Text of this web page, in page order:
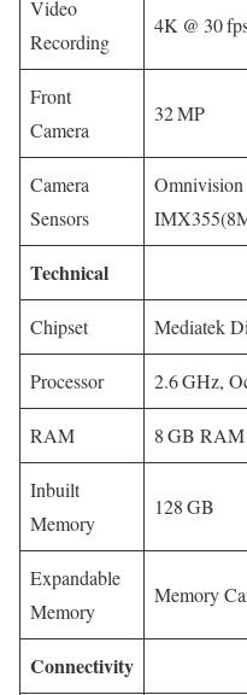
Video
Recording
4K @ 30
Front
Camera
32 MP
Camera
Sensors
Technical
Chipset Mediatek
Processor 2.6 GHz,
RAM 8 GB
Inbuilt
Memory
128 GB
Expandable
Memory
Memory
Connectivity